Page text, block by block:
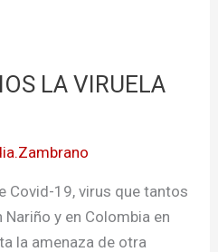
LA VIRUELA
Covid-19, virus que tantos
y en Colombia en
la amenaza de otra